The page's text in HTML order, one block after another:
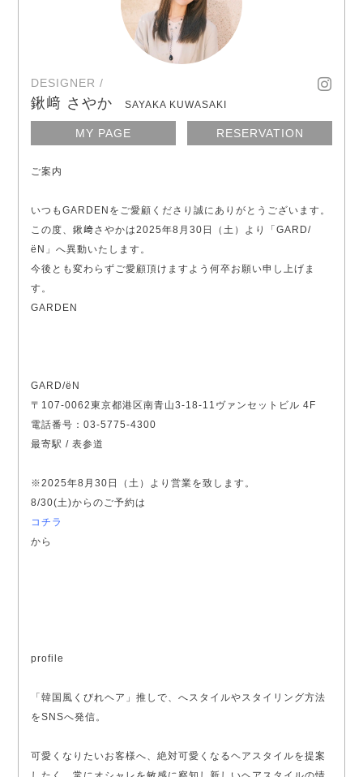
DESIGNER /
鍬﨑 さやか SAYAKA KUWASAKI
MY PAGE RESERVATION
ご案内
いつもGARDENをご愛顧くださり誠にありがとうございます。
この度、鍬﨑さやかは2025年8月30日（土）より「GARD/
ëN」へ異動いたします。
今後とも変わらずご愛顧頂けますよう何卒お願い申し上げま
す。
GARDEN
GARD/ëN
〒107-0062東京都港区南青山3-18-11ヴァンセットビル 4F
電話番号：03-5775-4300
最寄駅 / 表参道
※2025年8月30日（土）より営業を致します。
8/30(土)からのご予約は
コチラ
から
profile
「韓国風くびれヘア」推しで、へスタイルやスタイリング方法
をSNSへ発信。
可愛くなりたいお客様へ、絶対可愛くなるヘアスタイルを提案